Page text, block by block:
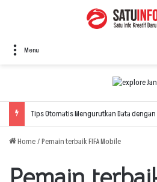
Menu
Tips Otomatis Mengurutkan Data dengan
Home/Pemain terbaik FIFA Mobile